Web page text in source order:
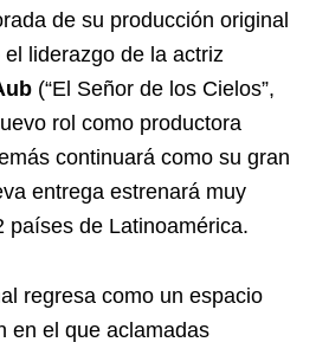
de su producción original
el liderazgo de la actriz
(“El Señor de los Cielos”,
rol como productora
continuará como su gran
entrega estrenará muy
países de Latinoamérica.
regresa como un espacio
en el que aclamadas